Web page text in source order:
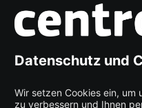
Zentralisierung der
Chancen für großen